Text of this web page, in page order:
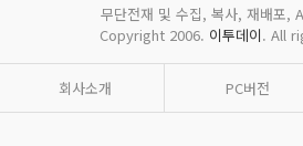
무단전재 및 수집, 복사, 재배포,
Copyright 2006. 이투데이. All
회사소개 PC버전